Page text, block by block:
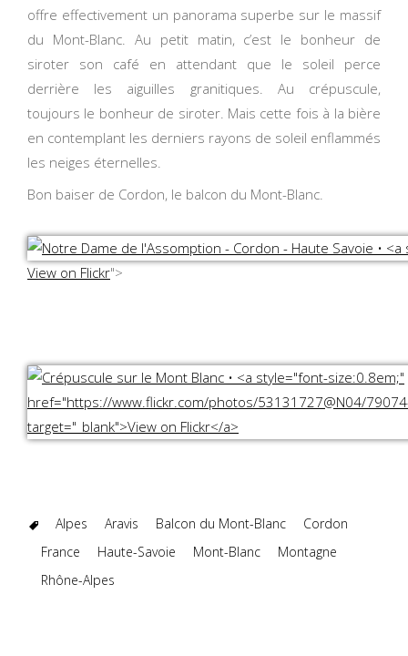
offre effectivement un panorama superbe sur le massif
du Mont-Blanc. Au petit matin, c’est le bonheur de
siroter son café en attendant que le soleil perce
derrière les aiguilles granitiques. Au crépuscule,
toujours le bonheur de siroter. Mais cette fois à la bière
en contemplant les derniers rayons de soleil enflammés
les neiges éternelles.
Bon baiser de Cordon, le balcon du Mont-Blanc.
View on Flickr">
Alpes Aravis Balcon du Mont-Blanc
Cordon
France
Haute-Savoie Mont-Blanc
Montagne
Rhône-Alpes